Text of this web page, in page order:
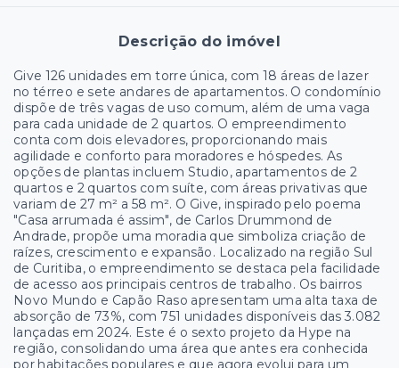
Descrição do imóvel
Give 126 unidades em torre única, com 18 áreas de lazer
no térreo e sete andares de apartamentos. O condomínio
dispõe de três vagas de uso comum, além de uma vaga
para cada unidade de 2 quartos. O empreendimento
conta com dois elevadores, proporcionando mais
agilidade e conforto para moradores e hóspedes. As
opções de plantas incluem Studio, apartamentos de 2
quartos e 2 quartos com suíte, com áreas privativas que
variam de 27 m² a 58 m². O Give, inspirado pelo poema
"Casa arrumada é assim", de Carlos Drummond de
Andrade, propõe uma moradia que simboliza criação de
raízes, crescimento e expansão. Localizado na região Sul
de Curitiba, o empreendimento se destaca pela facilidade
de acesso aos principais centros de trabalho. Os bairros
Novo Mundo e Capão Raso apresentam uma alta taxa de
absorção de 73%, com 751 unidades disponíveis das 3.082
lançadas em 2024. Este é o sexto projeto da Hype na
região, consolidando uma área que antes era conhecida
por habitações populares e que agora evolui para um